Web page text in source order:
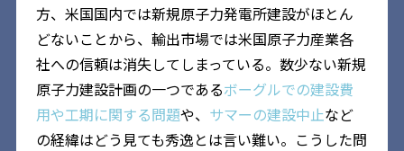
方、米国国内では新規原子力発電所建設がほとん
どないことから、輸出市場では米国原子力産業各
社への信頼は消失してしまっている。数少ない新規
原子力建設計画の一つであるボーグルでの建設費
用や工期に関する問題や、 サマーの建設中止など
の経緯はどう見ても秀逸とは言い難い。こうした問